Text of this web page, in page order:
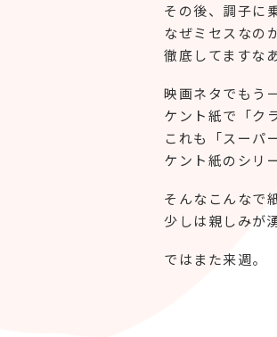
その後、調子に
なぜミセスなの
徹底してますな
映画ネタでもう
ケント紙で「ク
これも「スーパ
ケント紙のシリ
そんなこんなで
少しは親しみが
ではまた来週。